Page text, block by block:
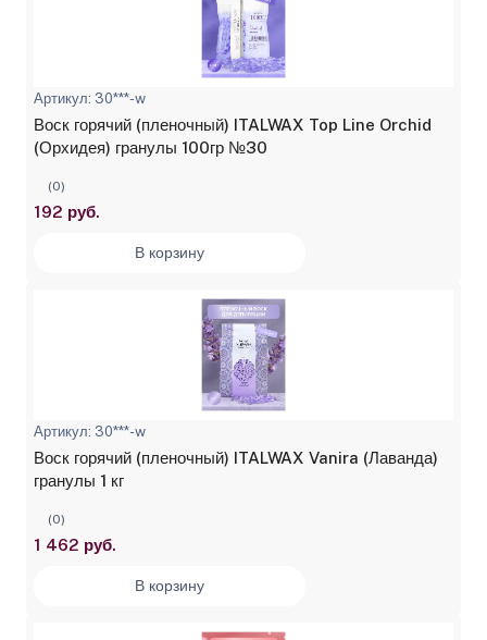
Артикул: 30***-w
Воск горячий (пленочный) ITALWAX Top Line Orchid
(Орхидея) гранулы 100гр №30
(0)
192 руб.
В корзину
Артикул: 30***-w
Воск горячий (пленочный) ITALWAX Vanira (Лаванда)
гранулы 1 кг
(0)
1 462 руб.
В корзину